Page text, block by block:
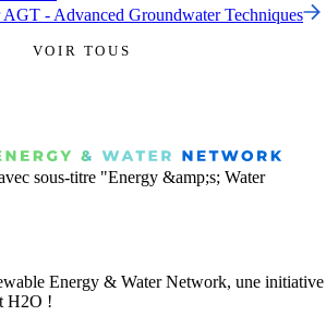
AGT - Advanced Groundwater Techniques
VOIR TOUS
sous-titre "Energy &amp;s; Water
Energy & Water Network, une initiative
H2O !